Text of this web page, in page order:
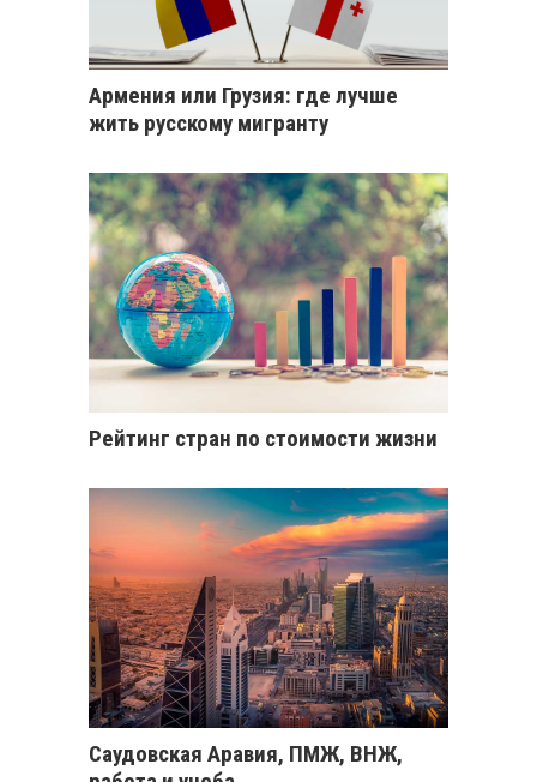
Армения или Грузия: где лучше
жить русскому мигранту
Рейтинг стран по стоимости жизни
Саудовская Аравия, ПМЖ, ВНЖ,